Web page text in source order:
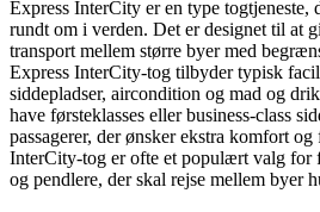
Express InterCity er en type togtjeneste,
rundt om i verden. Det er designet til at
transport mellem større byer med
Express InterCity-tog tilbyder typisk
siddepladser, aircondition og mad og
have førsteklasses eller business-class
passagerer, der ønsker ekstra komfort
InterCity-tog er ofte et populært valg for
og pendlere, der skal rejse mellem byer